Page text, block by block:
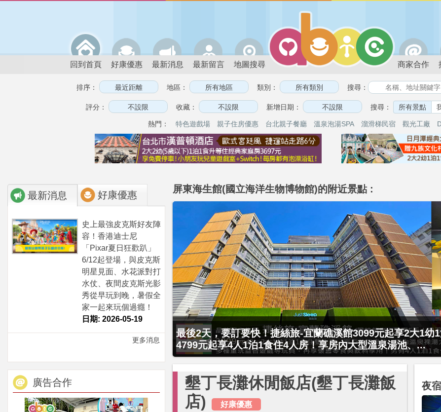
回到首頁 好康優惠 最新消息 最新留言 地圖搜尋 商家合作
排序： 地區： 類別： 搜尋：
評分： 收藏： 新增日期： 搜尋： 所有景點
熱門： 特色遊戲場 親子住房優惠 台北親子餐廳 溫泉泡湯SPA 溜滑梯民宿 觀光工廠
最新消息 好康優惠
史上最強皮克斯好友陣
容！香港迪士尼
「Pixar夏日狂歡趴」
6/12起登場，與皮克斯
明星見面、水花派對打
水仗、夜間皮克斯光影
秀從早玩到晚，暑假全
家一起來玩個過癮！
日期: 2026-05-19
更多消息
廣告合作
屏東海生館(國立海洋生物博物館)的附近景點 :
最後2天，要訂要快！捷絲旅-宜蘭礁溪館3099元起享2大1幼1
4799元起享4人1泊1食住4人房！享房內大型溫泉湯池、...
贈九族文化村門票2張(總價值1100元*2)！4099元享日月潭經
大2幼(115公分以下)1泊1食升等住簡約家庭房或...
墾丁長灘休閒飯店(墾丁長灘飯
店)
好康優惠
夜